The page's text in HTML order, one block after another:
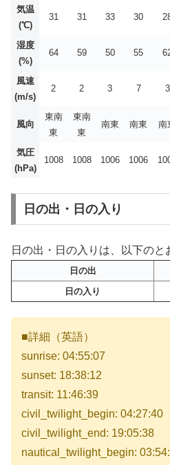
気温
(℃)
31 31 33 30
湿度
(%)
64 59 50 55
風速
(m/s)
2 2 3 7 3
風向
東南
東
東南
東
南東 南東 南
気圧
(hPa)
1008 1008 1006 1006
日の出・日の入り
日の出・日の入りは、以下のと
日の出
日の入り
■詳細（英語）
sunrise: 04:55:07
sunset: 18:38:12
transit: 11:46:39
civil_twilight_begin: 04:27:40
civil_twilight_end: 19:05:38
nautical_twilight_begin: